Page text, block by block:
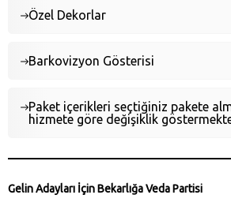
Özel Dekorlar
Barkovizyon Gösterisi
Paket içerikleri seçtiğiniz pakete
hizmete göre değişiklik
Gelin Adayları İçin Bekarlığa Veda Partisi